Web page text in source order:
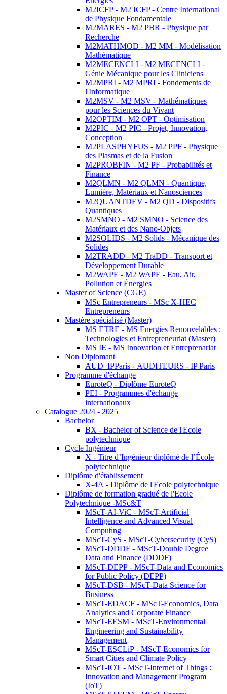
M2ICFP - M2 ICFP - Centre International
de Physique Fondamentale
M2MARES - M2 PBR - Physique par
Recherche
M2MATHMOD - M2 MM - Modélisation
Mathématique
M2MECENCLI - M2 MECENCLI -
Génie Mécanique pour les Cliniciens
M2MPRI - M2 MPRI - Fondements de
l'Informatique
M2MSV - M2 MSV - Mathématiques
pour les Sciences du Vivant
M2OPTIM - M2 OPT - Optimisation
M2PIC - M2 PIC - Projet, Innovation,
Conception
M2PLASPHYFUS - M2 PPF - Physique
des Plasmas et de la Fusion
M2PROBFIN - M2 PF - Probabilités et
Finance
M2QLMN - M2 QLMN - Quantique,
Lumière, Matériaux et Nanosciences
M2QUANTDEV - M2 QD - Dispositifs
Quantiques
M2SMNO - M2 SMNO - Science des
Matériaux et des Nano-Objets
M2SOLIDS - M2 Solids - Mécanique des
Solides
M2TRADD - M2 TraDD - Transport et
Développement Durable
M2WAPE - M2 WAPE - Eau, Air,
Pollution et Énergies
Master of Science (CGE)
MSc Entrepreneurs - MSc X-HEC
Entrepreneurs
Mastère spécialisé (Master)
MS ETRE - MS Energies Renouvelables :
Technologies et Entrepreneuriat (Master)
MS IE - MS Innovation et Entreprenariat
Non Diplomant
AUD_IPParis - AUDITEURS - IP Paris
Programme d'échange
EuroteQ - Diplôme EuroteQ
PEI - Programmes d'échange
internationaux
Catalogue 2024 - 2025
Bachelor
BX - Bachelor of Science de l'Ecole
polytechnique
Cycle Ingénieur
X - Titre d’Ingénieur diplômé de l’École
polytechnique
Diplôme d'établissement
X-4A - Diplôme de l'Ecole polytechnique
Diplôme de formation gradué de l'Ecole
Polytechnique -MSc&T
MScT-AI-ViC - MScT-Artificial
Intelligence and Advanced Visual
Computing
MScT-CyS - MScT-Cybersecurity (CyS)
MScT-DDDF - MScT-Double Degree
Data and Finance (DDDF)
MScT-DEPP - MScT-Data and Economics
for Public Policy (DEPP)
MScT-DSB - MScT-Data Science for
Business
MScT-EDACF - MScT-Economics, Data
Analytics and Corporate Finance
MScT-EESM - MScT-Environmental
Engineering and Sustainability
Management
MScT-ESCLiP - MScT-Economics for
Smart Cities and Climate Policy
MScT-IOT - MScT-Internet of Things :
Innovation and Management Program
(IoT)